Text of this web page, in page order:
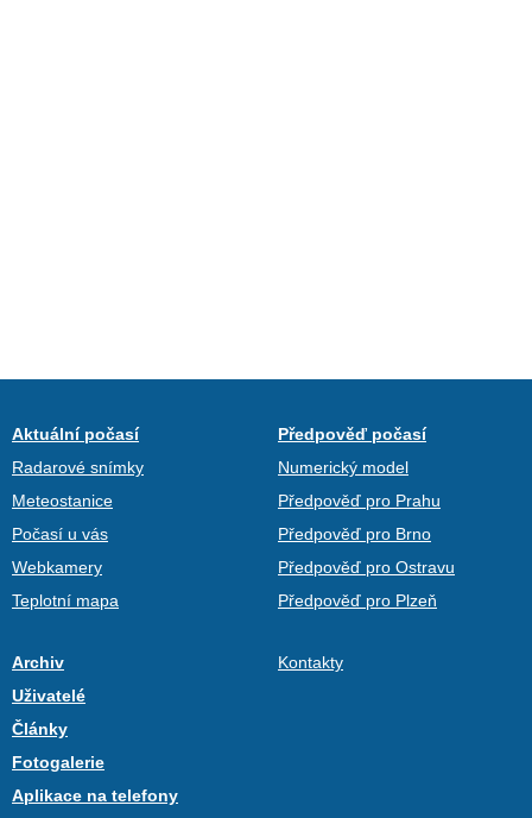
Aktuální počasí
Radarové snímky
Meteostanice
Počasí u vás
Webkamery
Teplotní mapa
Předpověď počasí
Numerický model
Předpověď pro Prahu
Předpověď pro Brno
Předpověď pro Ostravu
Předpověď pro Plzeň
Archiv
Uživatelé
Články
Fotogalerie
Aplikace na telefony
Kontakty